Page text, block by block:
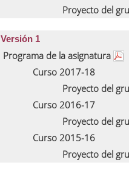
Proyecto del
Versión 1
Programa de la asignatura
Curso 2017-18
Proyecto del
Curso 2016-17
Proyecto del
Curso 2015-16
Proyecto del